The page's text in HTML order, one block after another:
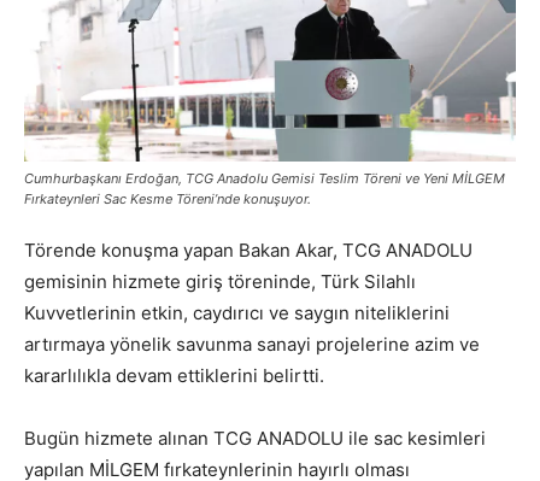
Cumhurbaşkanı Erdoğan, TCG Anadolu Gemisi Teslim Töreni ve Yeni MİLGEM
Fırkateynleri Sac Kesme Töreni’nde konuşuyor.
Törende konuşma yapan Bakan Akar, TCG ANADOLU
gemisinin hizmete giriş töreninde, Türk Silahlı
Kuvvetlerinin etkin, caydırıcı ve saygın niteliklerini
artırmaya yönelik savunma sanayi projelerine azim ve
kararlılıkla devam ettiklerini belirtti.
Bugün hizmete alınan TCG ANADOLU ile sac kesimleri
yapılan MİLGEM fırkateynlerinin hayırlı olması